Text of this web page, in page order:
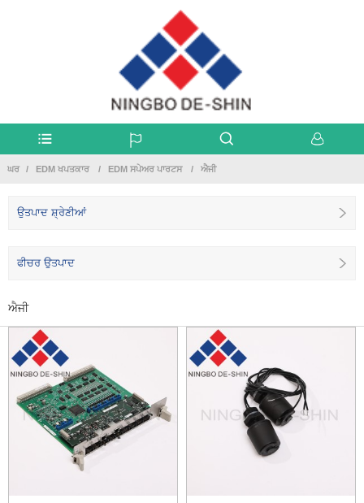
ਘਰ EDM ਖਪਤਕਾਰ EDM ਸਪੇਅਰ ਪਾਰਟਸ ਐਜੀ
ਉਤਪਾਦ ਸ਼੍ਰੇਣੀਆਂ
ਫੀਚਰ ਉਤਪਾਦ
ਐਜੀ